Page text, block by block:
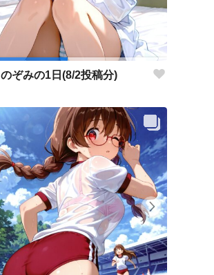
のぞみの1日(8/2投稿分)